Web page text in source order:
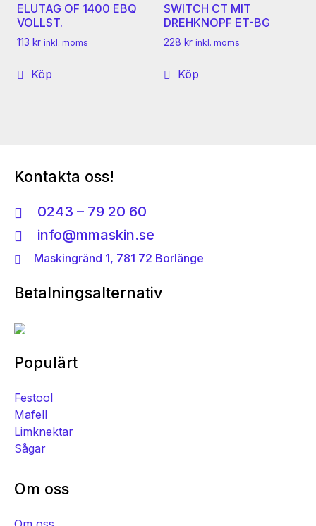
ELUTAG OF 1400 EBQ
VOLLST.
113 kr inkl. moms
Köp
SWITCH CT MIT
DREHKNOPF ET-BG
228 kr inkl. moms
Köp
Kontakta oss!
0243 – 79 20 60
info@mmaskin.se
Maskingränd 1, 781 72 Borlänge
Betalningsalternativ
Populärt
Festool
Mafell
Limknektar
Sågar
Om oss